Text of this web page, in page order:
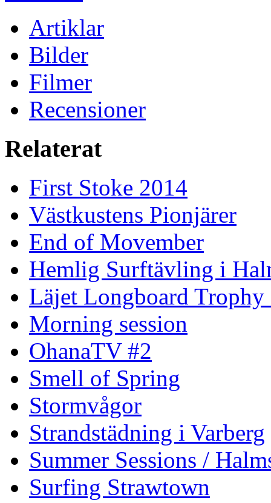
Artiklar
Bilder
Filmer
Recensioner
Relaterat
First Stoke 2014
Västkustens Pionjärer
End of Movember
Hemlig Surftävling i
Läjet Longboard
Morning session
OhanaTV #2
Smell of Spring
Stormvågor
Strandstädning i Varberg
Summer Sessions /
Surfing Strawtown